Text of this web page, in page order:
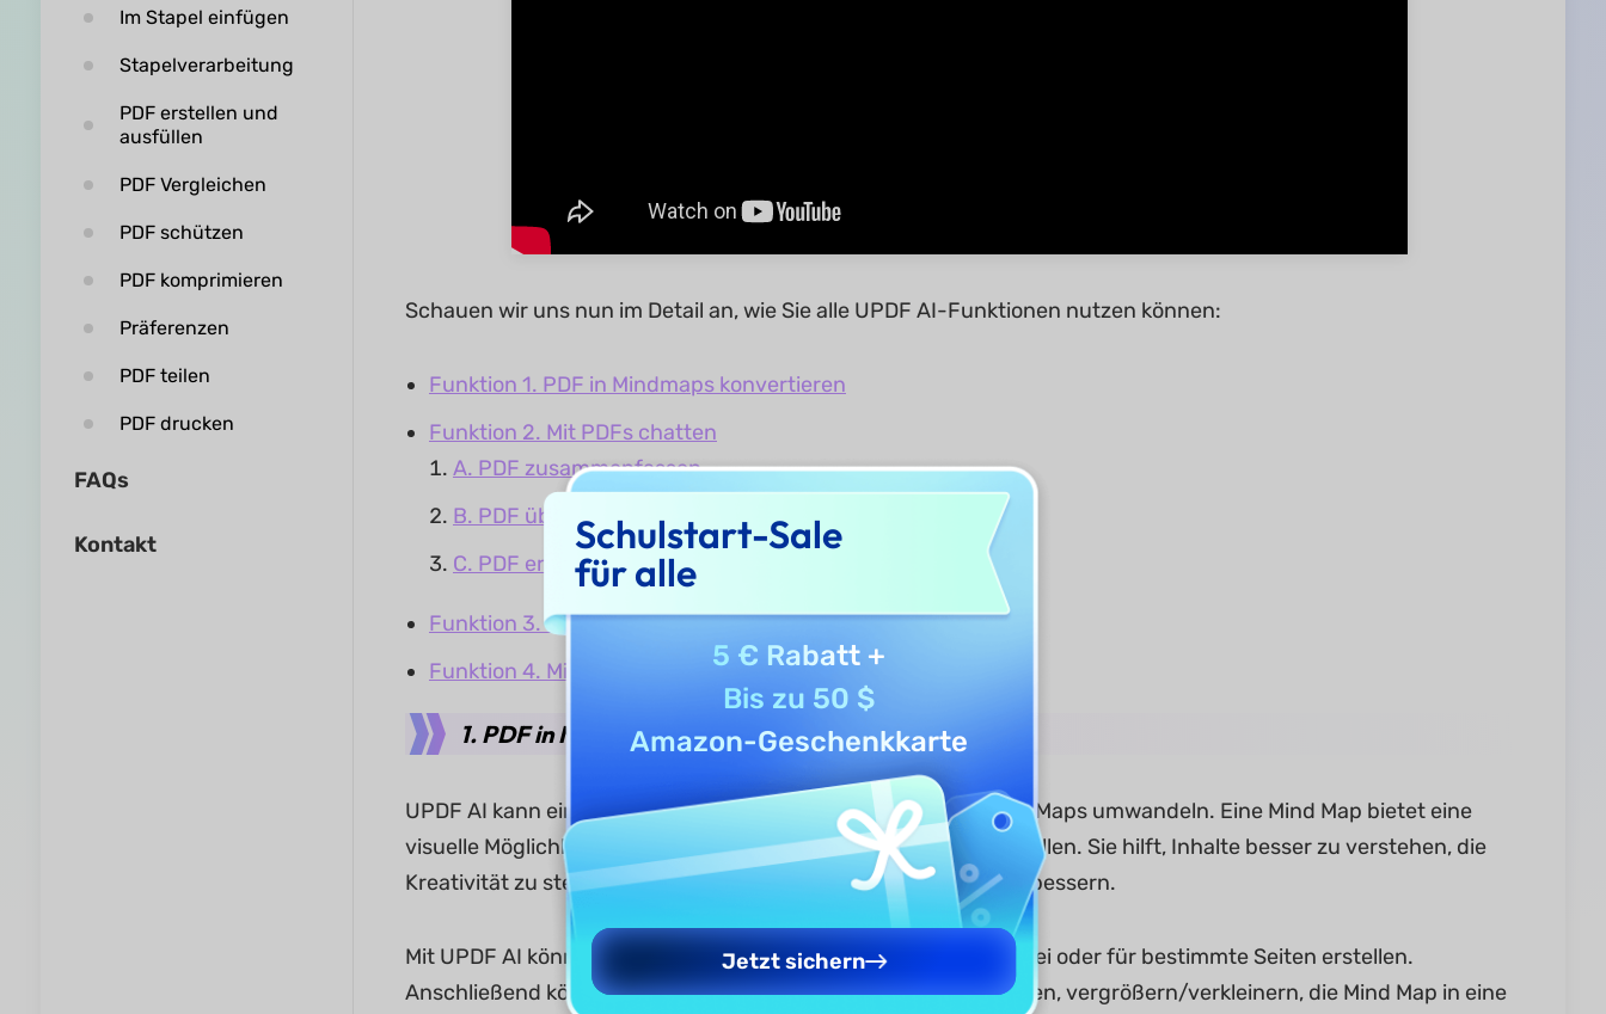
Im Stapel einfügen
Stapelverarbeitung
PDF erstellen und
ausfüllen
PDF Vergleichen
PDF schützen
PDF komprimieren
Präferenzen
PDF teilen
PDF drucken
FAQs
Kontakt
Schauen wir uns nun im Detail an, wie Sie alle UPDF AI-Funktionen nutzen können:
Funktion 1. PDF in Mindmaps konvertieren
Funktion 2. Mit PDFs chatten
A. PDF zusammenfassen
B. PDF übersetzen
C. PDF erklären
Funktion 3. Mit Bildern chatten
Funktion 4. Mit AI/KI chatten
1. PDF in Mind Maps konvertieren
UPDF AI kann eine PDF-Datei mit einem einfachen Klick in Mind Maps umwandeln. Eine Mind Map bietet eine
visuelle Möglichkeit, die Beziehung zwischen den Ideen darzustellen. Sie hilft, Inhalte besser zu verstehen, die
Kreativität zu steigern und die Organisation von Inhalten zu verbessern.
Mit UPDF AI können Sie eine Mind Map für die gesamte PDF-Datei oder für bestimmte Seiten erstellen.
Anschließend können Sie die Mind Map im Vollbildmodus anzeigen, vergrößern/verkleinern, die Mind Map in eine
Schulstart-Sale
für alle
5 € Rabatt+
Bis zu 50 $
Amazon-Geschenkkarte
Jetzt sichern